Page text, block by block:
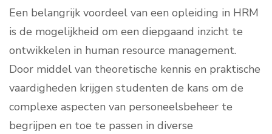
Een belangrijk voordeel van een opleiding in HRM
is de mogelijkheid om een diepgaand inzicht te
ontwikkelen in human resource management.
Door middel van theoretische kennis en praktische
vaardigheden krijgen studenten de kans om de
complexe aspecten van personeelsbeheer te
begrijpen en toe te passen in diverse